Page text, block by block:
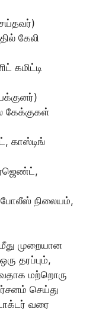
கேலி
கமிட்டி
கேக்குகள்
காஸ்டிங்
ஏஜெண்ட்,
போலீஸ் நிலையம்,
முறையான
தரப்பும்,
மற்றொரு
செய்து
வரை